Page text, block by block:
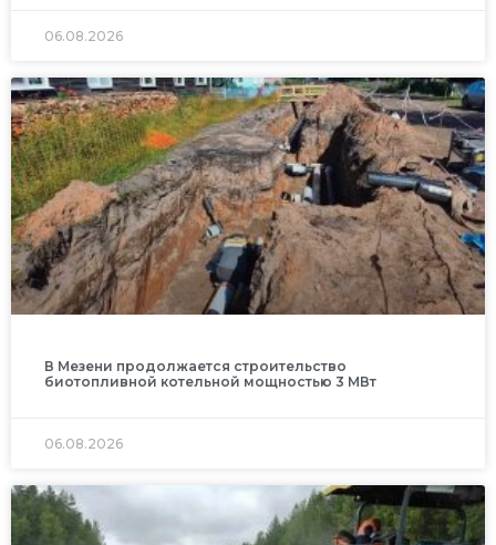
06.08.2026
В Мезени продолжается строительство
биотопливной котельной мощностью 3 МВт
06.08.2026